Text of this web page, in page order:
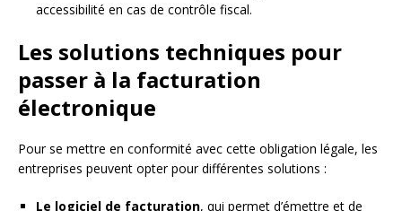
accessibilité en cas de contrôle fiscal.
Les solutions techniques pour
passer à la facturation
électronique
Pour se mettre en conformité avec cette obligation légale, les
entreprises peuvent opter pour différentes solutions :
Le logiciel de facturation, qui permet d’émettre et de